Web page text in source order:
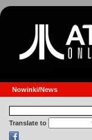
Nowinki/News
Translate to